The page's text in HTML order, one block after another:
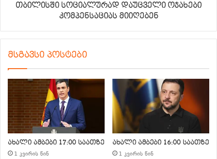
თბილისში სოციალურად დაუცველი ოჯახები
კომპენსაციას მიიღებენ
მსგავსი პოსტები
ახალი ამბები 17:00 საათზე
1 კვირის წინ
ახალი ამბები 16:00 საათზე
1 კვირის წინ